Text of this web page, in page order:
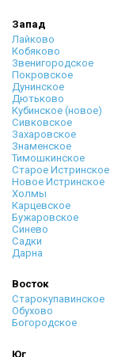
Запад
Лайково
Кобяково
Звенигородское
Покровское
Дунинское
Дютьково
Кубинское (новое)
Сивковское
Захаровское
Знаменское
Тимошкинское
Старое Истринское
Новое Истринское
Холмы
Карцевское
Бужаровское
Синево
Садки
Дарна
Восток
Старокупавинское
Обухово
Богородское
Юг